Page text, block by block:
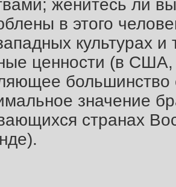
женитесь ли
в этого
культурах
ценности (в
большинство
значение
странах